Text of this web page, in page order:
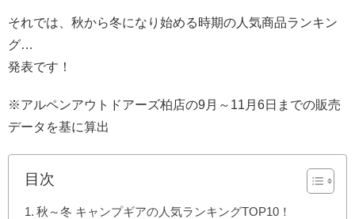
それでは、秋から冬になり始める時期の人気商品ランキン
グ…
発表です！
※アルペンアウトドアーズ柏店の9月～11月6日までの販売
データを基に算出
目次
秋～冬 キャンプギアの人気ランキングTOP10！